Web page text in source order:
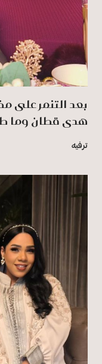
بعد التنمر على
هدى قطان وما
ترفيه